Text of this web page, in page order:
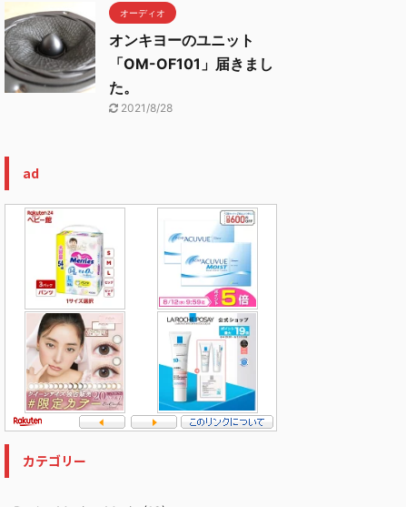
オーディオ
オンキヨーのユニット
「OM-OF101」届きまし
た。
2021/8/28
ad
カテゴリー